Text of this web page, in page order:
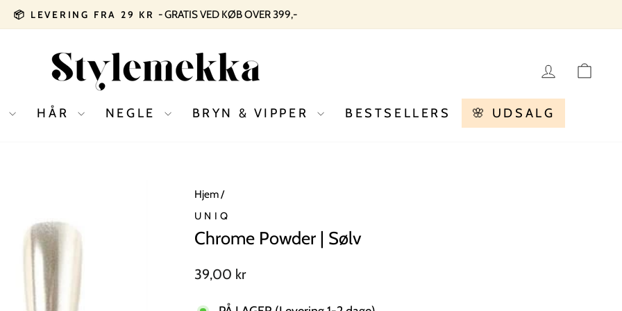
Pause
slideshow
SOMMERSALG 2026 SE ALLE TILBUD
LOG
HÅR NEGLE BRYN & VIPPER BESTSELLERS 🌸 UDSALG
Hjem/
UNIQ
Chrome Powder | Sølv
Normal
39,00 kr